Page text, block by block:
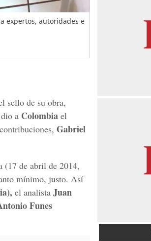
expertos, autoridades e
sello de su obra,
a Colombia el
Gabriel
(17 de abril de 2014,
mínimo, justo. Así
el analista Juan
Funes